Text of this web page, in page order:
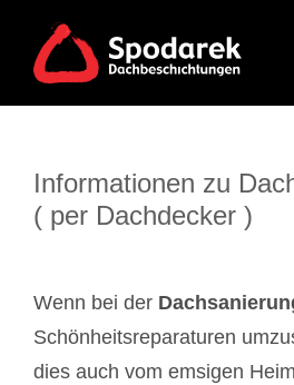
content
Informationen zu
( per Dachdecker )
Wenn bei der
Schönheitsreparaturen
dies auch vom emsigen